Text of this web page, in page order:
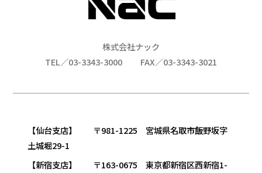
株式会社ナック
TEL／03-3343-3000
FAX／03-3343-3021
【仙台支店】 〒981-1225 宮城県名取市飯野坂字
土城堀29-1
【新宿支店】 〒163-0675 東京都新宿区西新宿1-